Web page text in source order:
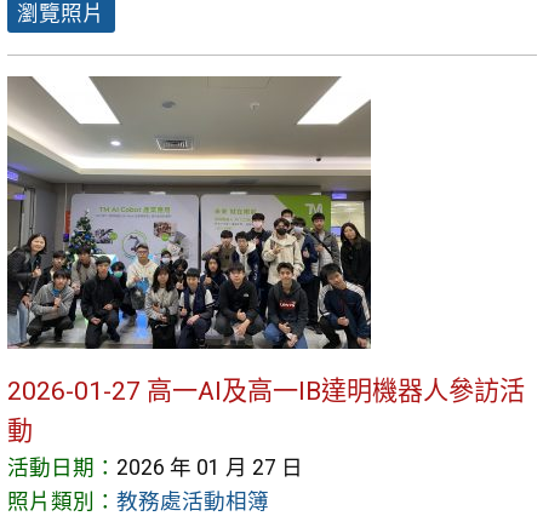
瀏覽照片
2026-01-27 高一AI及高一IB達明機器人參訪活
動
活動日期： 2026 年 01 月 27 日
照片類別： 教務處活動相簿